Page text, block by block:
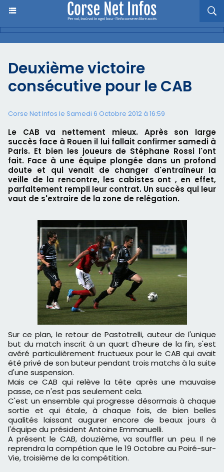
Deuxième victoire
consécutive pour le CAB
Corse Net Infos le Samedi 6 Octobre 2012 à 16:59
Le CAB va nettement mieux. Après son large
succès face à Rouen il lui fallait confirmer samedi à
Paris. Et bien les joueurs de Stéphane Rossi l'ont
fait. Face à une équipe plongée dans un profond
doute et qui venait de changer d'entraîneur la
veille de la rencontre, les cabistes ont , en effet,
parfaitement rempli leur contrat. Un succès qui leur
vaut de s'extraire de la zone de relégation.
Sur ce plan, le retour de Pastotrelli, auteur de l'unique
but du match inscrit à un quart d'heure de la fin, s'est
avéré particulièrement fructueux pour le CAB qui avait
été privé de son buteur pendant trois matchs à la suite
d'une suspension.
Mais ce CAB qui relève la tête après une mauvaise
passe, ce n'est pas seulement cela.
C'est un ensemble qui progresse désormais à chaque
sortie et qui étale, à chaque fois, de bien belles
qualités laissant augurer encore de beaux jours à
l'équipe du président Antoine Emmanuelli.
A présent le CAB, douzième, va souffler un peu. Il ne
reprendra la compétion que le 19 Octobre au Poiré-sur-
Vie, troisième de la compétition.